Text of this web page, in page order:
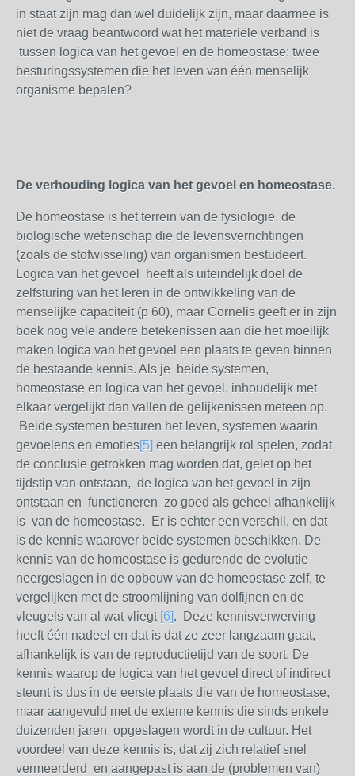
in staat zijn mag dan wel duidelijk zijn, maar daarmee is
niet de vraag beantwoord wat het materiële verband is
tussen logica van het gevoel en de homeostase; twee
besturingssystemen die het leven van één menselijk
organisme bepalen?
De verhouding logica van het gevoel en homeostase.
De homeostase is het terrein van de fysiologie, de
biologische wetenschap die de levensverrichtingen
(zoals de stofwisseling) van organismen bestudeert.
Logica van het gevoel heeft als uiteindelijk doel de
zelfsturing van het leren in de ontwikkeling van de
menselijke capaciteit (p 60), maar Cornelis geeft er in zijn
boek nog vele andere betekenissen aan die het moeilijk
maken logica van het gevoel een plaats te geven binnen
de bestaande kennis. Als je beide systemen,
homeostase en logica van het gevoel, inhoudelijk met
elkaar vergelijkt dan vallen de gelijkenissen meteen op.
Beide systemen besturen het leven, systemen waarin
gevoelens en emoties[5] een belangrijk rol spelen, zodat
de conclusie getrokken mag worden dat, gelet op het
tijdstip van ontstaan, de logica van het gevoel in zijn
ontstaan en functioneren zo goed als geheel afhankelijk
is van de homeostase. Er is echter een verschil, en dat
is de kennis waarover beide systemen beschikken. De
kennis van de homeostase is gedurende de evolutie
neergeslagen in de opbouw van de homeostase zelf, te
vergelijken met de stroomlijning van dolfijnen en de
vleugels van al wat vliegt [6]. Deze kennisverwerving
heeft één nadeel en dat is dat ze zeer langzaam gaat,
afhankelijk is van de reproductietijd van de soort. De
kennis waarop de logica van het gevoel direct of indirect
steunt is dus in de eerste plaats die van de homeostase,
maar aangevuld met de externe kennis die sinds enkele
duizenden jaren opgeslagen wordt in de cultuur. Het
voordeel van deze kennis is, dat zij zich relatief snel
vermeerderd en aangepast is aan de (problemen van)